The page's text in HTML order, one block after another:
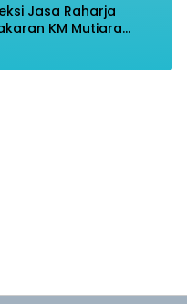
Jasa Raharja
KM Mutiara